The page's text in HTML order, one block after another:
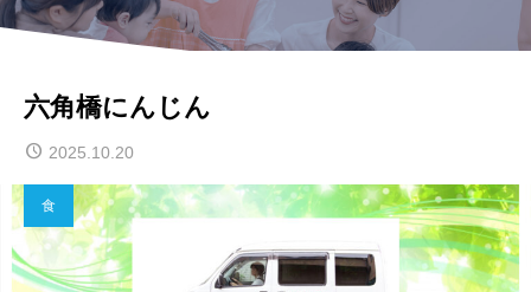
六角橋にんじん
2025.10.20
食